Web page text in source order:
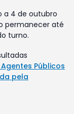
a 4 de outubro
permanecer até
turno.
Públicos
pela